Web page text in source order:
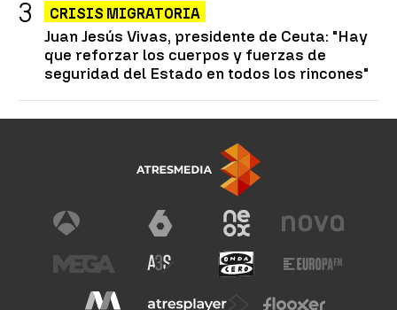
CRISIS MIGRATORIA
Juan Jesús Vivas, presidente de Ceuta: "Hay
que reforzar los cuerpos y fuerzas de
seguridad del Estado en todos los rincones"